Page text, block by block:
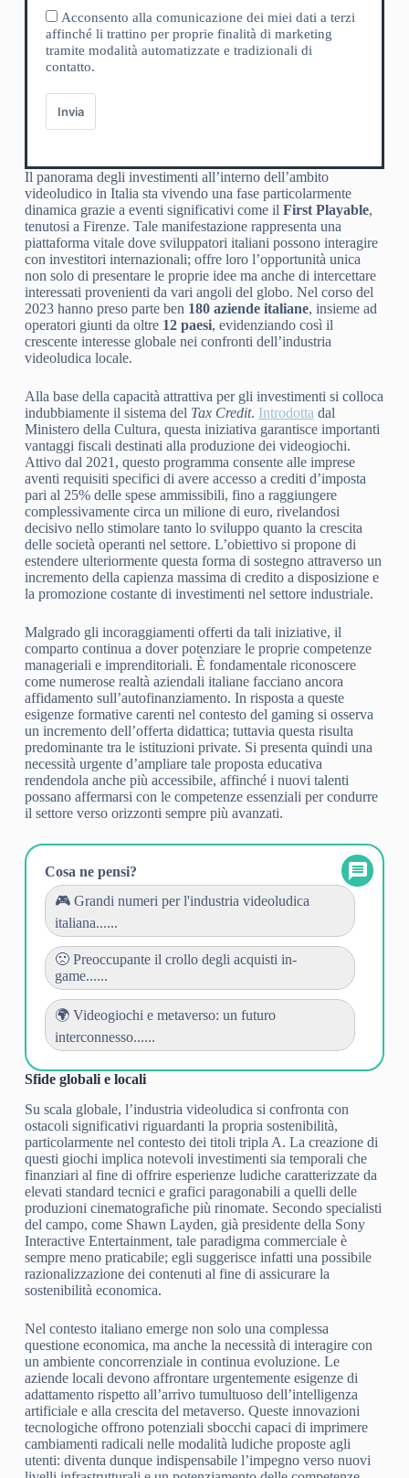
Acconsento alla comunicazione dei miei dati a terzi
affinché li trattino per proprie finalità di marketing
tramite modalità automatizzate e tradizionali di
contatto.
Invia
Il panorama degli investimenti all’interno dell’ambito
videoludico in Italia sta vivendo una fase particolarmente
dinamica grazie a eventi significativi come il First Playable,
tenutosi a Firenze. Tale manifestazione rappresenta una
piattaforma vitale dove sviluppatori italiani possono interagire
con investitori internazionali; offre loro l’opportunità unica
non solo di presentare le proprie idee ma anche di intercettare
interessati provenienti da vari angoli del globo. Nel corso del
2023 hanno preso parte ben 180 aziende italiane, insieme ad
operatori giunti da oltre 12 paesi, evidenziando così il
crescente interesse globale nei confronti dell’industria
videoludica locale.
Alla base della capacità attrattiva per gli investimenti si colloca
indubbiamente il sistema del Tax Credit. Introdotta dal
Ministero della Cultura, questa iniziativa garantisce importanti
vantaggi fiscali destinati alla produzione dei videogiochi.
Attivo dal 2021, questo programma consente alle imprese
aventi requisiti specifici di avere accesso a crediti d’imposta
pari al 25% delle spese ammissibili, fino a raggiungere
complessivamente circa un milione di euro, rivelandosi
decisivo nello stimolare tanto lo sviluppo quanto la crescita
delle società operanti nel settore. L’obiettivo si propone di
estendere ulteriormente questa forma di sostegno attraverso un
incremento della capienza massima di credito a disposizione e
la promozione costante di investimenti nel settore industriale.
Malgrado gli incoraggiamenti offerti da tali iniziative, il
comparto continua a dover potenziare le proprie competenze
manageriali e imprenditoriali. È fondamentale riconoscere
come numerose realtà aziendali italiane facciano ancora
affidamento sull’autofinanziamento. In risposta a queste
esigenze formative carenti nel contesto del gaming si osserva
un incremento dell’offerta didattica; tuttavia questa risulta
predominante tra le istituzioni private. Si presenta quindi una
necessità urgente d’ampliare tale proposta educativa
rendendola anche più accessibile, affinché i nuovi talenti
possano affermarsi con le competenze essenziali per condurre
il settore verso orizzonti sempre più avanzati.
Cosa ne pensi?
🎮 Grandi numeri per l'industria videoludica
italiana......
🙁 Preoccupante il crollo degli acquisti in-
game......
🌍 Videogiochi e metaverso: un futuro
interconnesso......
Sfide globali e locali
Su scala globale, l’industria videoludica si confronta con
ostacoli significativi riguardanti la propria sostenibilità,
particolarmente nel contesto dei titoli tripla A. La creazione di
questi giochi implica notevoli investimenti sia temporali che
finanziari al fine di offrire esperienze ludiche caratterizzate da
elevati standard tecnici e grafici paragonabili a quelli delle
produzioni cinematografiche più rinomate. Secondo specialisti
del campo, come Shawn Layden, già presidente della Sony
Interactive Entertainment, tale paradigma commerciale è
sempre meno praticabile; egli suggerisce infatti una possibile
razionalizzazione dei contenuti al fine di assicurare la
sostenibilità economica.
Nel contesto italiano emerge non solo una complessa
questione economica, ma anche la necessità di interagire con
un ambiente concorrenziale in continua evoluzione. Le
aziende locali devono affrontare urgentemente esigenze di
adattamento rispetto all’arrivo tumultuoso dell’intelligenza
artificiale e alla crescita del metaverso. Queste innovazioni
tecnologiche offrono potenziali sbocchi capaci di imprimere
cambiamenti radicali nelle modalità ludiche proposte agli
utenti: diventa dunque indispensabile l’impegno verso nuovi